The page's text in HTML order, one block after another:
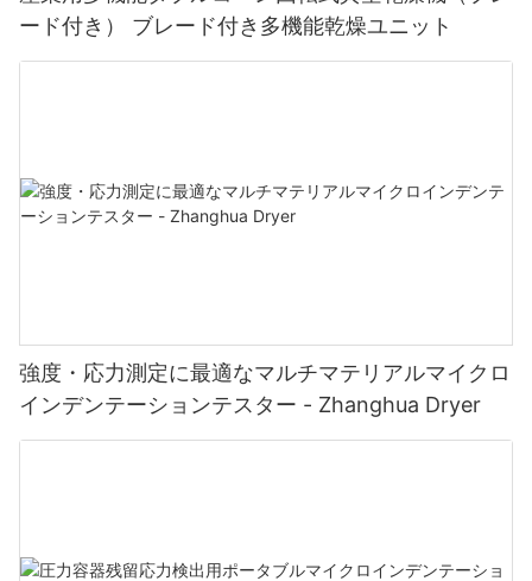
ード付き） ブレード付き多機能乾燥ユニット
強度・応力測定に最適なマルチマテリアルマイクロ
インデンテーションテスター - Zhanghua Dryer